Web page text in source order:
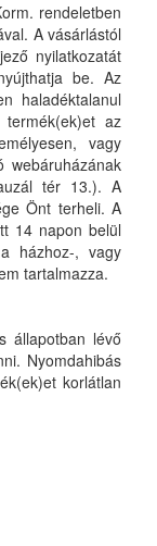
rendeletben
A vásárlástól
nyilatkozatát
be. Az
haladéktalanul
az
vagy
webáruházának
tér 13.). A
Önt terheli. A
14 napon belül
házhoz-, vagy
tartalmazza.
állapotban lévő
Nyomdahibás
korlátlan